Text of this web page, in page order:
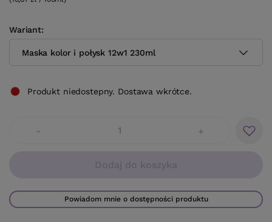
Wariant
Maska kolor i połysk 12w1 230ml
- +
Dodaj do koszyka
Powiadom mnie o dostępności produktu
Produkt niedostepny. Dostawa wkrótce.